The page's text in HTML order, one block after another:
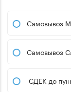
Самовывоз
Самовывоз
СДЕК до